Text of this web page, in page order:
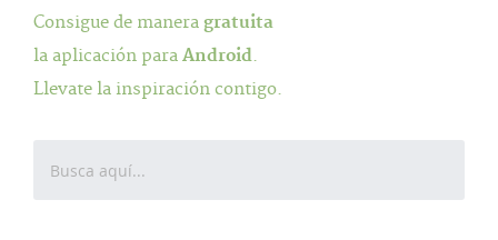
Consigue de manera gratuita
la aplicación para Android.
Llevate la inspiración contigo.